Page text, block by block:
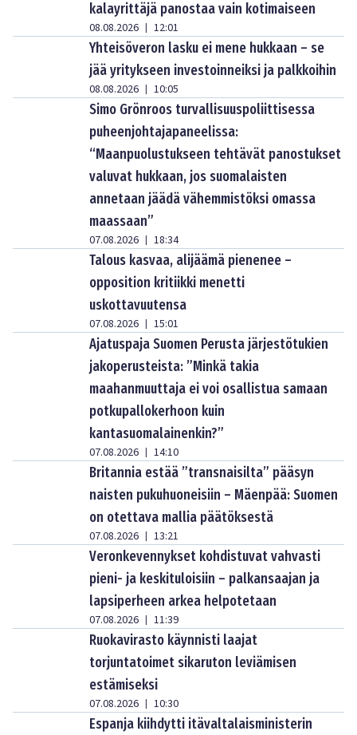
kalayrittäjä panostaa vain kotimaiseen
08.08.2026 | 12:01
Yhteisöveron lasku ei mene hukkaan – se
jää yritykseen investoinneiksi ja palkkoihin
08.08.2026 | 10:05
Simo Grönroos turvallisuuspoliittisessa
puheenjohtajapaneelissa:
“Maanpuolustukseen tehtävät panostukset
valuvat hukkaan, jos suomalaisten
annetaan jäädä vähemmistöksi omassa
maassaan”
07.08.2026 | 18:34
Talous kasvaa, alijäämä pienenee –
opposition kritiikki menetti
uskottavuutensa
07.08.2026 | 15:01
Ajatuspaja Suomen Perusta järjestötukien
jakoperusteista: ”Minkä takia
maahanmuuttaja ei voi osallistua samaan
potkupallokerhoon kuin
kantasuomalainenkin?”
07.08.2026 | 14:10
Britannia estää ”transnaisilta” pääsyn
naisten pukuhuoneisiin – Mäenpää: Suomen
on otettava mallia päätöksestä
07.08.2026 | 13:21
Veronkevennykset kohdistuvat vahvasti
pieni- ja keskituloisiin – palkansaajan ja
lapsiperheen arkea helpotetaan
07.08.2026 | 11:39
Ruokavirasto käynnisti laajat
torjuntatoimet sikaruton leviämisen
estämiseksi
07.08.2026 | 10:30
Espanja kiihdytti itävaltalaisministerin